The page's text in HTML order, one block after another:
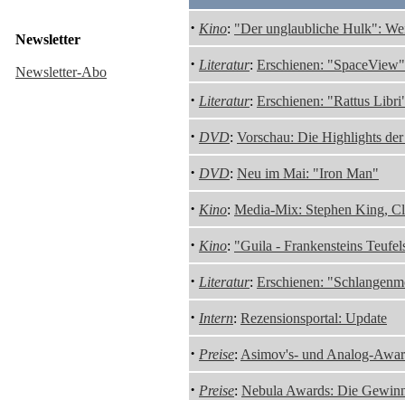
Newsletter
Newsletter-Abo
· Kino: "Der unglaubliche Hulk":
· Literatur: Erschienen:
· Literatur: Erschienen: "Rattus
· DVD: Vorschau: Die Highlights
· DVD: Neu im Mai: "Iron Man"
· Kino: Media-Mix: Stephen King,
· Kino: "Guila - Frankensteins
· Literatur: Erschienen:
· Intern: Rezensionsportal: Update
· Preise: Asimov's- und Analog-
· Preise: Nebula Awards: Die